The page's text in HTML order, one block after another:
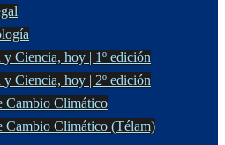
y Ciencia, hoy | 1º edición
y Ciencia, hoy | 2º edición
Cambio Climático
Cambio Climático (Télam)